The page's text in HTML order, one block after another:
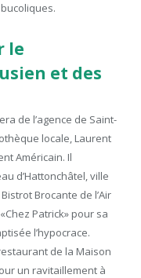
le
et des
de l’agence de Saint-
locale, Laurent
Américain. Il
d’Hattonchâtel, ville
Brocante de l’Air
Patrick» pour sa
l’hypocrace.
de la Maison
un ravitaillement à